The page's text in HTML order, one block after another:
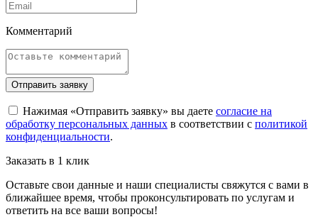
Комментарий
Отправить заявку
Нажимая «Отправить заявку» вы даете согласие на
обработку персональных данных в соответствии с политикой
конфиденциальности.
Заказать в 1 клик
Оставьте свои данные и наши специалисты свяжутся с вами в
ближайшее время, чтобы проконсультировать по услугам и
ответить на все ваши вопросы!